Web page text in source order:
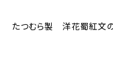
たつむら製 洋花蜀紅文の